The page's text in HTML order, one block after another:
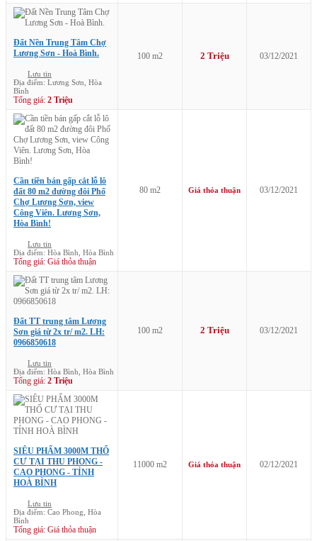
Đất Nền Trung Tâm Chợ
Lương Sơn - Hoà Bình.
Lưu tin
Địa điểm: Lương Sơn, Hòa
Bình
Tổng giá: 2 Triệu
100 m2 2 Triệu 03/12/2021
Cần tiền bán gấp cắt lỗ lô
đất 80 m2 đường đôi Phố
Chợ Lương Sơn, view
Công Viên. Lương Sơn,
Hòa Bình!
Lưu tin
Địa điểm: Hòa Bình, Hòa Bình
Tổng giá: Giá thỏa thuận
80 m2 Giá thỏa thuận 03/12/2021
Đất TT trung tâm Lương
Sơn giá từ 2x tr/ m2. LH:
0966850618
Lưu tin
Địa điểm: Hòa Bình, Hòa Bình
Tổng giá: 2 Triệu
100 m2 2 Triệu 03/12/2021
SIÊU PHẨM 3000M THỔ
CƯ TẠI THU PHONG -
CAO PHONG - TỈNH
HOÀ BÌNH
Lưu tin
Địa điểm: Cao Phong, Hòa
Bình
Tổng giá: Giá thỏa thuận
11000 m2 Giá thỏa thuận 02/12/2021